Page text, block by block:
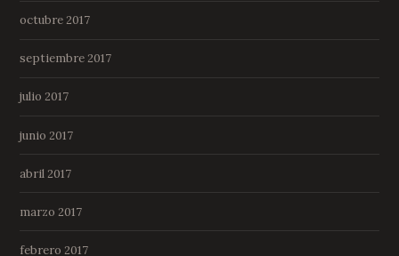
octubre 2017
septiembre 2017
julio 2017
junio 2017
abril 2017
marzo 2017
febrero 2017